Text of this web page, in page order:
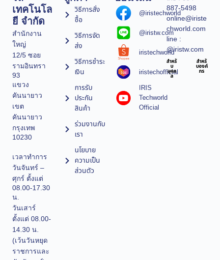
เทคโนโล
ยี จำกัด
สำนักงาน
ใหญ่
12/5 ซอย
รามอินทรา
93
แขวง
คันนายาว
เขต
คันนายาว
กรุงเทพ
10230
เวลาทำการ
วันจันทร์ –
ศุกร์ ตั้งแต่
08.00-17.30
น.
วันเสาร์
ตั้งแต่ 08.00-
14.30 น.
(เว้นวันหยุด
ราชการและ
วิธีการสั่ง
ซื้อ
วิธีการจัด
ส่ง
วิธีการชำระ
เงิน
การรับ
ประกัน
สินค้า
ร่วมงานกับ
เรา
นโยบาย
ความเป็น
ส่วนตัว
@iristechworld
@iristw.com
iristechworld
iristechofficial
IRIS
Techworld
Official
887-5498
online@iriste
chworld.com
line :
@iristw.com
สำหรั
บ
บุคค
ล
สำหรั
บองค์
กร